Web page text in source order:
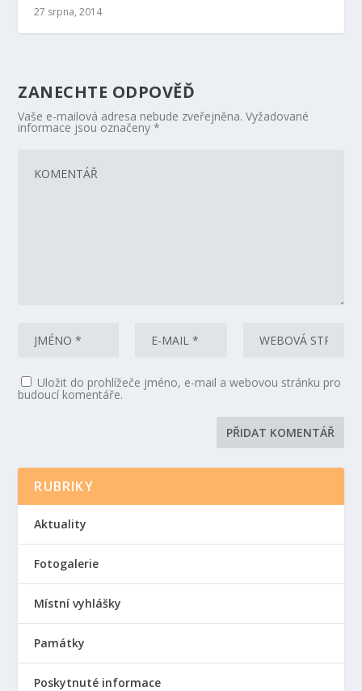
27 srpna, 2014
ZANECHTE ODPOVĚĎ
Vaše e-mailová adresa nebude zveřejněna. Vyžadované
informace jsou označeny*
Uložit do prohlížeče jméno, e-mail a webovou stránku pro
budoucí komentáře.
RUBRIKY
Aktuality
Fotogalerie
Místní vyhlášky
Památky
Poskytnuté informace